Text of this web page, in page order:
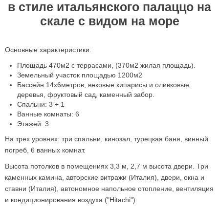
в стиле итальянского палаццо на
скале с видом на море
Основные характеристики:
Площадь 470м2 с террасами, (370м2 жилая площадь).
Земельный участок площадью 1200м2
Бассейн 14х6метров, вековые кипарисы и оливковые
деревья, фруктовый сад, каменный забор.
Спальни: 3 + 1
Ванные комнаты: 6
Этажей: 3
На трех уровнях: три спальни, кинозал, турецкая баня, винный
погреб, 6 ванных комнат.
Высота потолков в помещениях 3,3 м, 2,7 м высота двери. Три
каменных камина, авторские витражи (Италия), двери, окна и
ставни (Италия), автономное напольное отопление, вентиляция
и кондиционирования воздуха ("Hitachi").